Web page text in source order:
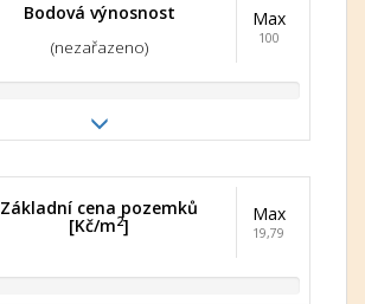
Bodová výnosnost
(nezařazeno)
Max
100
Základní cena pozemků
[Kč/m2]
Max
19,79